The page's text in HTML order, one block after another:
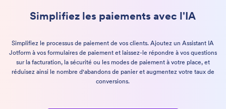
Simplifiez les paiements avec l'IA
Simplifiez le processus de paiement de vos clients. Ajoutez un Assistant IA
Jotform à vos formulaires de paiement et laissez-le répondre à vos questions
sur la facturation, la sécurité ou les modes de paiement à votre place, et
réduisez ainsi le nombre d'abandons de panier et augmentez votre taux de
conversions.